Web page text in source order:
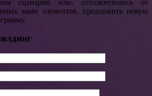
сценарий или, оттолкнувшись от
вами элементов, предложить новую